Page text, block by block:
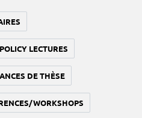
POLICY LECTURES
DE THÈSE
WORKSHOPS